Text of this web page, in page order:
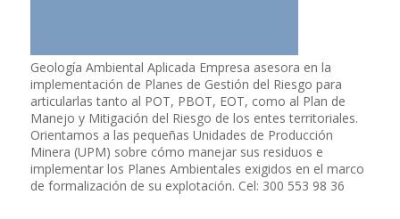
Geología Ambiental Aplicada Empresa asesora en la
implementación de Planes de Gestión del Riesgo para
articularlas tanto al POT, PBOT, EOT, como al Plan de
Manejo y Mitigación del Riesgo de los entes territoriales.
Orientamos a las pequeñas Unidades de Producción
Minera (UPM) sobre cómo manejar sus residuos e
implementar los Planes Ambientales exigidos en el marco
de formalización de su explotación. Cel: 300 553 98 36